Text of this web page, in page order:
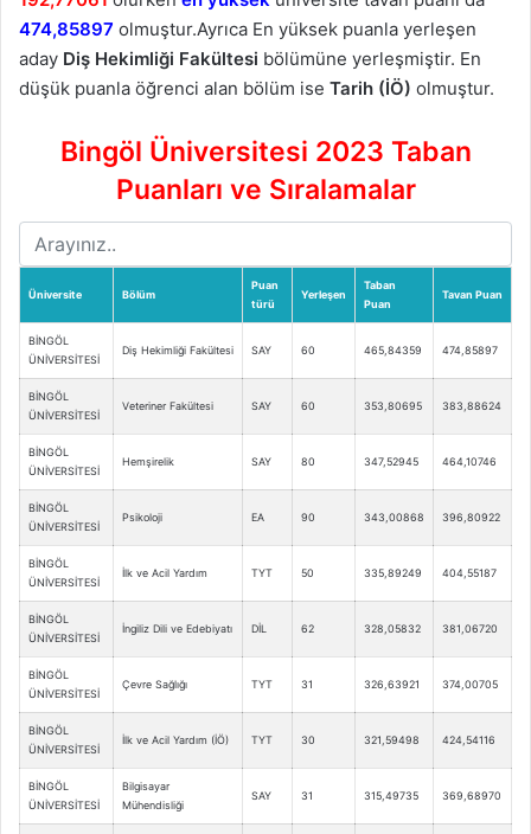
474,85897 olmuştur.Ayrıca En yüksek puanla yerleşen
aday Diş Hekimliği Fakültesi bölümüne yerleşmiştir. En
düşük puanla öğrenci alan bölüm ise Tarih (İÖ) olmuştur.
Bingöl Üniversitesi 2023 Taban
Puanları ve Sıralamalar
Üniversite Bölüm
Puan
türü
Yerleşen
Taban
Puan
Tavan Puan
BİNGÖL
ÜNİVERSİTESİ
Diş Hekimliği Fakültesi SAY 60 465,84359 474,85897
BİNGÖL
ÜNİVERSİTESİ
Veteriner Fakültesi SAY 60 353,80695 383,88624
BİNGÖL
ÜNİVERSİTESİ
Hemşirelik SAY 80 347,52945 464,10746
BİNGÖL
ÜNİVERSİTESİ
Psikoloji EA 90 343,00868 396,80922
BİNGÖL
ÜNİVERSİTESİ
İlk ve Acil Yardım TYT 50 335,89249 404,55187
BİNGÖL
ÜNİVERSİTESİ
İngiliz Dili ve Edebiyatı DİL 62 328,05832 381,06720
BİNGÖL
ÜNİVERSİTESİ
Çevre Sağlığı TYT 31 326,63921 374,00705
BİNGÖL
ÜNİVERSİTESİ
İlk ve Acil Yardım (İÖ) TYT 30 321,59498 424,54116
BİNGÖL
ÜNİVERSİTESİ
Bilgisayar
Mühendisliği
SAY 31 315,49735 369,68970